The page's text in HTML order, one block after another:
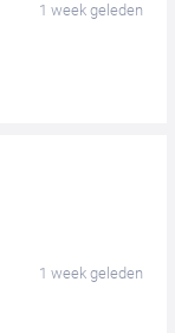
1 week geleden
1 week geleden